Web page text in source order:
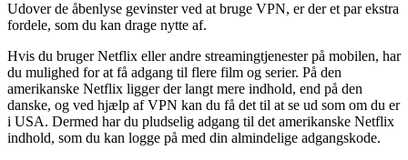
Udover de åbenlyse gevinster ved at bruge VPN, er der et par ekstra
fordele, som du kan drage nytte af.
Hvis du bruger Netflix eller andre streamingtjenester på mobilen, har
du mulighed for at få adgang til flere film og serier. På den
amerikanske Netflix ligger der langt mere indhold, end på den
danske, og ved hjælp af VPN kan du få det til at se ud som om du er
i USA. Dermed har du pludselig adgang til det amerikanske Netflix
indhold, som du kan logge på med din almindelige adgangskode.